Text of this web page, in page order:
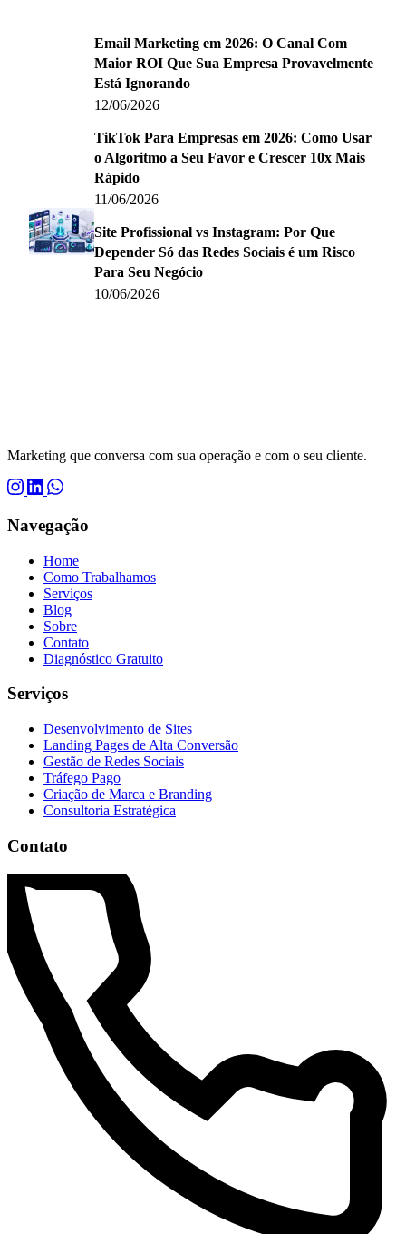
Email Marketing em 2026: O Canal Com
Maior ROI Que Sua Empresa Provavelmente
Está Ignorando
12/06/2026
TikTok Para Empresas em 2026: Como Usar
o Algoritmo a Seu Favor e Crescer 10x Mais
Rápido
11/06/2026
Site Profissional vs Instagram: Por Que
Depender Só das Redes Sociais é um Risco
Para Seu Negócio
10/06/2026
Marketing que conversa com sua operação e com o seu cliente.
Navegação
Home
Como Trabalhamos
Serviços
Blog
Sobre
Contato
Diagnóstico Gratuito
Serviços
Desenvolvimento de Sites
Landing Pages de Alta Conversão
Gestão de Redes Sociais
Tráfego Pago
Criação de Marca e Branding
Consultoria Estratégica
Contato